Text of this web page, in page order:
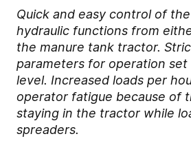
Quick and easy control of
hydraulic functions from
the manure tank tractor.
parameters for operation
level. Increased loads per
operator fatigue because of
staying in the tractor while
spreaders.